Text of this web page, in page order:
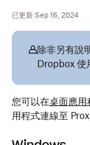
已更新 Sep 16, 2024
除非另有說
Dropbox 使
您可以在桌面應用
用程式連線至